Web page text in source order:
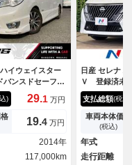
イウェイスター
バンスドセーフテ
ザー買取車／エ
ランプ／両側パワ
全周囲カメラ／Ｔ
ップモニター／社
ール／ＨＩＤヘッ
ートエアコン／Ｅ
ス／スマートプッ
) 29.1 万円
19.4 万円
2014年
117,000km
日産 セレナ
Ｖ 登録済未
２．３型ディ
カメラ １２
ーター プロ
タルミラー
電動 エマー
キ ＢＳＭ
ー ドラレコ
支払総額(税込)
車両本体価格
(税込)
年式
走行距離